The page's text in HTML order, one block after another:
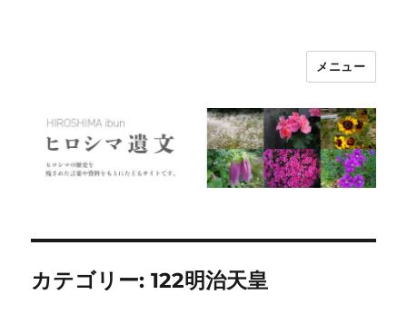
メニュー
カテゴリー:122明治天皇